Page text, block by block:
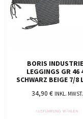
BORIS
LEGGINGS GR 46
SCHWARZ BEIGE 7/8
34,90 € INKL. MWST.
AUSFÜHRUNG WÄHLEN